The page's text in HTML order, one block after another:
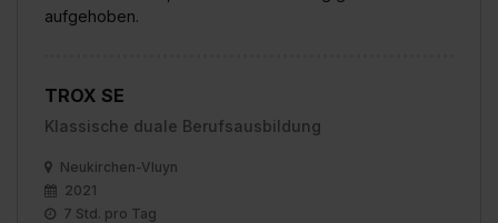
aufgehoben.
TROX SE
Klassische duale Berufsausbildung
Neukirchen-Vluyn
2021
7 Std. pro Tag